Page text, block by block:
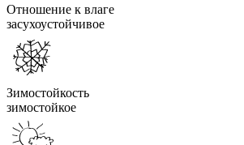
Отношение к влаге
засухоустойчивое
Зимостойкость
зимостойкое